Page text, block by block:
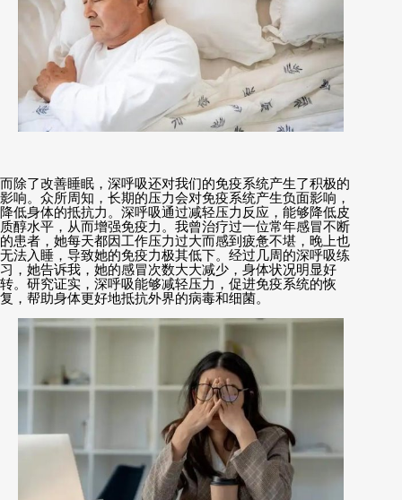
而除了改善睡眠，深呼吸还对我们的免疫系统产生了积极的
影响。众所周知，长期的压力会对免疫系统产生负面影响，
降低身体的抵抗力。深呼吸通过减轻压力反应，能够降低皮
质醇水平，从而增强免疫力。我曾治疗过一位常年感冒不断
的患者，她每天都因工作压力过大而感到疲惫不堪，晚上也
无法入睡，导致她的免疫力极其低下。经过几周的深呼吸练
习，她告诉我，她的感冒次数大大减少，身体状况明显好
转。研究证实，深呼吸能够减轻压力，促进免疫系统的恢
复，帮助身体更好地抵抗外界的病毒和细菌。